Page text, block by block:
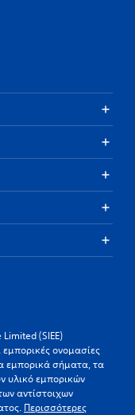
(SIEE)
εμπορικές ονομασίες
εμπορικά σήματα, τα
υλικό εμπορικών
αντίστοιχων
Περισσότερες